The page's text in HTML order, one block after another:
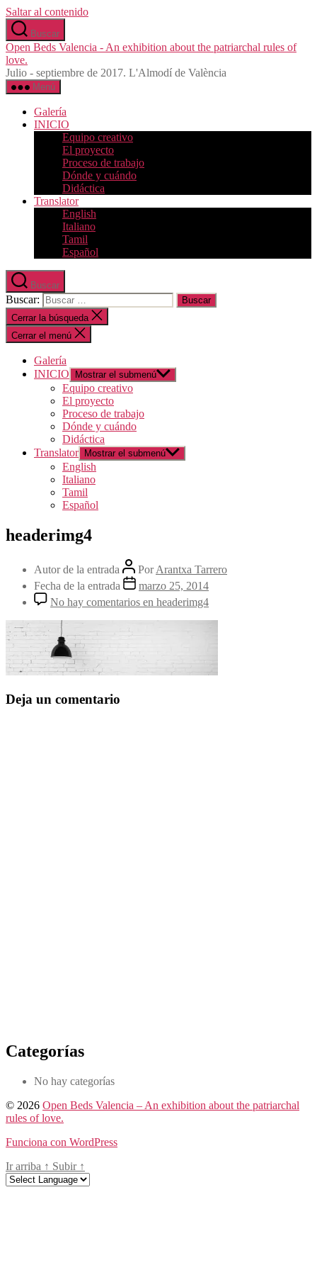
Saltar al contenido
Buscar
Open Beds Valencia - An exhibition about the patriarchal rules of
love.
Julio - septiembre de 2017. L'Almodí de València
Menú
Galería
INICIO
Equipo creativo
El proyecto
Proceso de trabajo
Dónde y cuándo
Didáctica
Translator
English
Italiano
Tamil
Español
Buscar
Buscar:
Cerrar la búsqueda
Cerrar el menú
Galería
INICIO
Mostrar el submenú
Equipo creativo
El proyecto
Proceso de trabajo
Dónde y cuándo
Didáctica
Translator
Mostrar el submenú
English
Italiano
Tamil
Español
headerimg4
Autor de la entrada PorArantxa Tarrero
Fecha de la entrada
marzo 25, 2014
No hay comentarios en headerimg4
Deja un comentario
Categorías
No hay categorías
© 2026 Open Beds Valencia – An exhibition about the patriarchal
rules of love.
Funciona con WordPress
Ir arriba ↑ Subir ↑